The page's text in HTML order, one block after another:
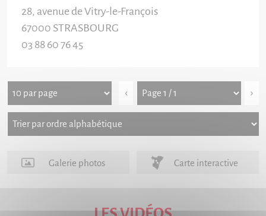
28, avenue de Vitry-le-François
67000 STRASBOURG
03 88 60 76 45
‹ ›
Galerie photos Carte interactive